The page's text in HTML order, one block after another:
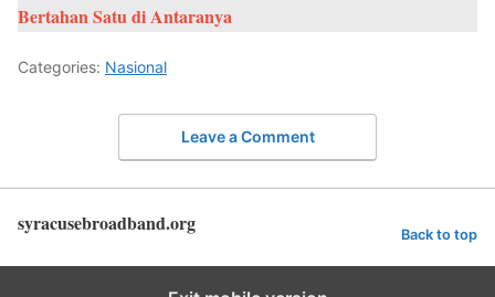
Bertahan Satu di Antaranya
Categories: Nasional
Leave a Comment
syracusebroadband.org Back to top